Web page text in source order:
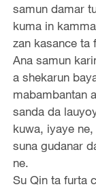
samun damar
kuma in
zan kasance ta
Ana samun
a shekarun
mabambantan
sanda da
kuwa, iyaye ne,
suna gudanar
ne.
Su Qin ta furta